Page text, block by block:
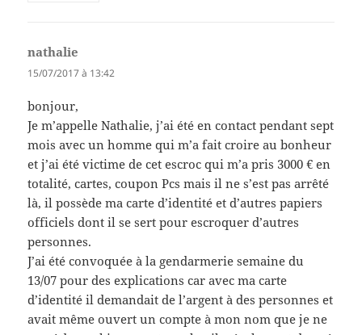
nathalie
15/07/2017 à 13:42
bonjour,
Je m’appelle Nathalie, j’ai été en contact pendant sept
mois avec un homme qui m’a fait croire au bonheur
et j’ai été victime de cet escroc qui m’a pris 3000 € en
totalité, cartes, coupon Pcs mais il ne s’est pas arrêté
là, il possède ma carte d’identité et d’autres papiers
officiels dont il se sert pour escroquer d’autres
personnes.
J’ai été convoquée à la gendarmerie semaine du
13/07 pour des explications car avec ma carte
d’identité il demandait de l’argent à des personnes et
avait même ouvert un compte à mon nom que je ne